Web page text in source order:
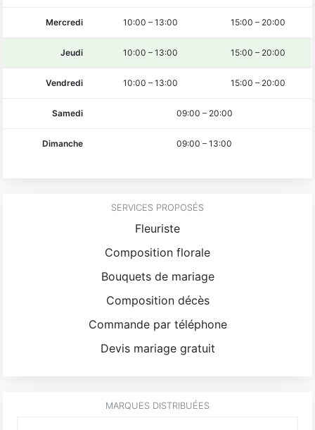
Mercredi 10:00 –13:00 15:00 – 20:00
Jeudi 10:00 –13:00 15:00 – 20:00
Vendredi 10:00 –13:00 15:00 – 20:00
Samedi 09:00 – 20:00
Dimanche 09:00 –13:00
SERVICES PROPOSÉS
Fleuriste
Composition florale
Bouquets de mariage
Composition décès
Commande par téléphone
Devis mariage gratuit
MARQUES DISTRIBUÉES